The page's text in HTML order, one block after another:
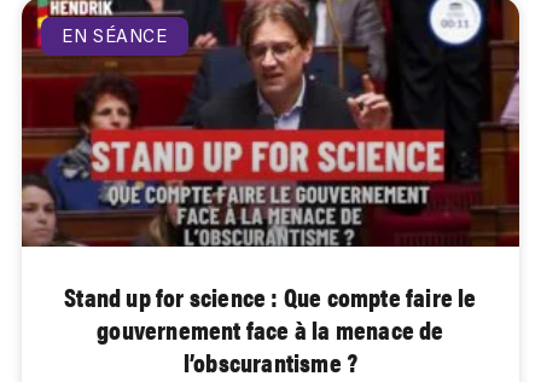
EN SÉANCE
Stand up for science : Que compte faire le
gouvernement face à la menace de
l’obscurantisme ?